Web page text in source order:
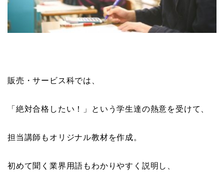
販売・サービス科では、
「絶対合格したい！」という学生達の熱意を受けて、
担当講師もオリジナル教材を作成。
初めて聞く業界用語もわかりやすく説明し、